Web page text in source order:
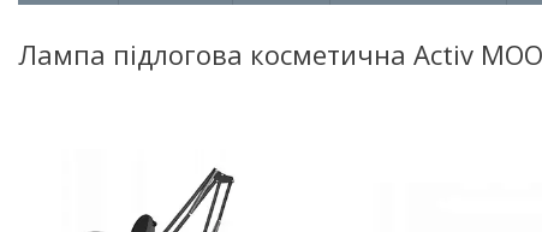
Лампа підлогова косметична Activ